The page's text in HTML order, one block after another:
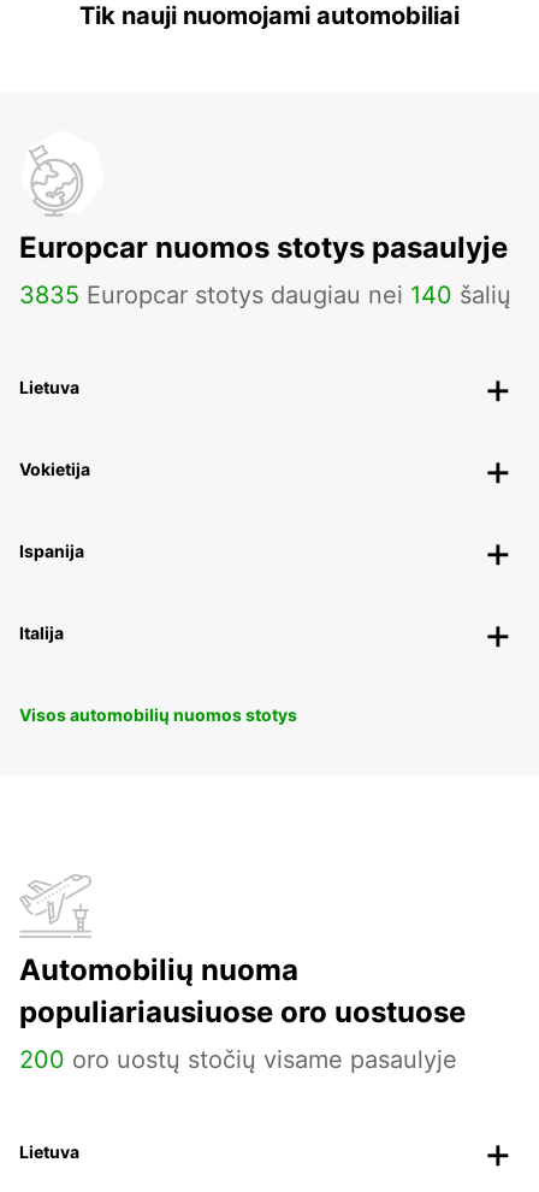
Tik nauji nuomojami automobiliai
Europcar nuomos stotys pasaulyje
3835 Europcar stotys daugiau nei 140 šalių
Lietuva
Vokietija
Ispanija
Italija
Visos automobilių nuomos stotys
Automobilių nuoma
populiariausiuose oro uostuose
200 oro uostų stočių visame pasaulyje
Lietuva